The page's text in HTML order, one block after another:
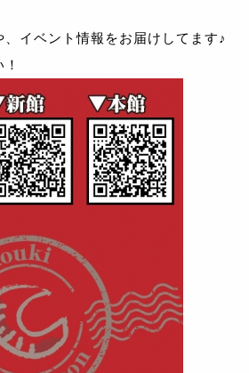
イベント情報をお届けしてます♪